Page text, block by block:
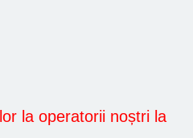
la operatorii noștri la